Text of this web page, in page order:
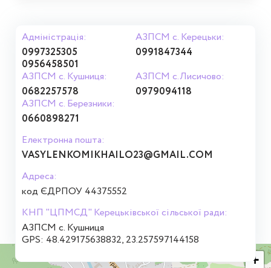
Адміністрація:
0997325305
0956458501
АЗПСМ с. Керецьки:
0991847344
АЗПСМ с. Кушниця:
0682257578
АЗПСМ с.Лисичово:
0979094118
АЗПСМ с. Березники:
0660898271
Електронна пошта:
VASYLENKOMIKHAILO23@GMAIL.COM
Адреса:
код ЄДРПОУ 44375552
КНП "ЦПМСД" Керецьківської сільської ради:
АЗПСМ с. Кушниця
GPS: 48.429175638832, 23.257597144158
+